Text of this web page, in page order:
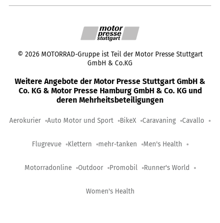
© 2026 MOTORRAD-Gruppe ist Teil der Motor Presse Stuttgart
GmbH & Co.KG
Weitere Angebote der Motor Presse Stuttgart GmbH &
Co. KG & Motor Presse Hamburg GmbH & Co. KG und
deren Mehrheitsbeteiligungen
Aerokurier Auto Motor und Sport BikeX Caravaning Cavallo
Flugrevue Klettern mehr-tanken Men's Health
Motorradonline Outdoor Promobil Runner's World
Women's Health